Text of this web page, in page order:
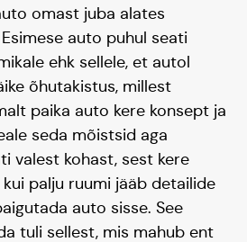
omast juba alates
auto puhul seati
ehk sellele, et autol
õhutakistus, millest
paika auto kere konsept ja
seda mõistsid aga
valest kohast, sest kere
palju ruumi jääb detailide
auto sisse. See
tuli sellest, mis mahub ent